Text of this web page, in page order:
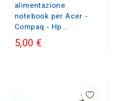
alimentazione
notebook per Acer -
Compaq - Hp...
5,00 €